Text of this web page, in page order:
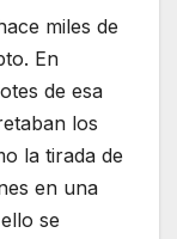
miles de
En
de esa
los
la tirada de
en una
se